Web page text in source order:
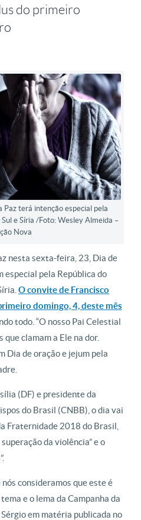
do primeiro
Paz terá intenção especial pela
Sul e Síria /Foto: Wesley Almeida –
Nova
nesta sexta-feira, 23, Dia de
especial pela República do
O convite de Francisco
domingo, 4, deste mês
todo. “O nosso Pai Celestial
clamam a Ele na dor.
Dia de oração e jejum pela
(DF) e presidente da
do Brasil (CNBB), o dia vai
Fraternidade 2018 do Brasil,
da violência” e o
consideramos que este é
e o lema da Campanha da
em matéria publicada no